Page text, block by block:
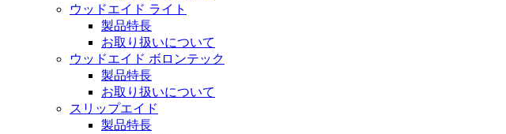
ウッドエイド ライト
製品特長
お取り扱いについて
ウッドエイド ボロンテック
製品特長
お取り扱いについて
スリップエイド
製品特長